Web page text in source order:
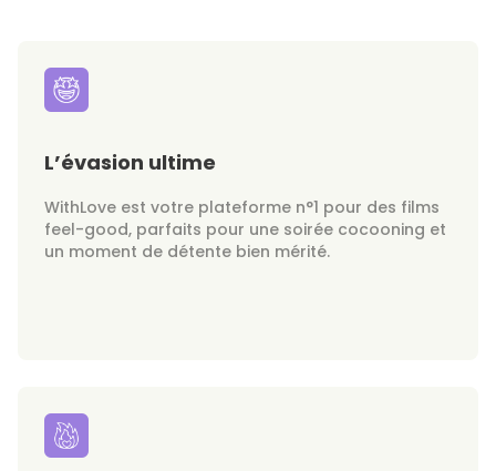
L’évasion ultime
WithLove est votre plateforme n°1 pour des films
feel-good, parfaits pour une soirée cocooning et
un moment de détente bien mérité.